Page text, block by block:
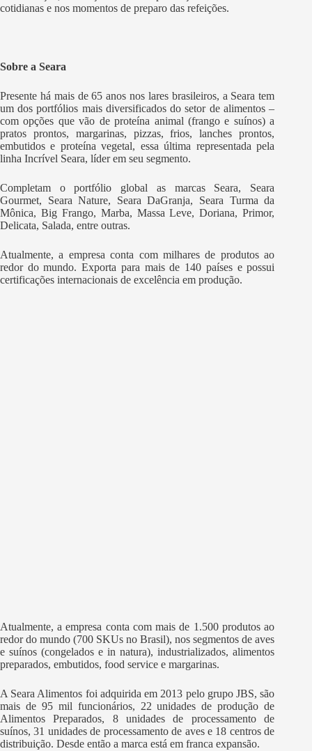
cotidianas e nos momentos de preparo das refeições.
Sobre a Seara
Presente há mais de 65 anos nos lares brasileiros, a Seara tem
um dos portfólios mais diversificados do setor de alimentos –
com opções que vão de proteína animal (frango e suínos) a
pratos prontos, margarinas, pizzas, frios, lanches prontos,
embutidos e proteína vegetal, essa última representada pela
linha Incrível Seara, líder em seu segmento.
Completam o portfólio global as marcas Seara, Seara
Gourmet, Seara Nature, Seara DaGranja, Seara Turma da
Mônica, Big Frango, Marba, Massa Leve, Doriana, Primor,
Delicata, Salada, entre outras.
Atualmente, a empresa conta com milhares de produtos ao
redor do mundo. Exporta para mais de 140 países e possui
certificações internacionais de excelência em produção.
Atualmente, a empresa conta com mais de 1.500 produtos ao
redor do mundo (700 SKUs no Brasil), nos segmentos de aves
e suínos (congelados e in natura), industrializados, alimentos
preparados, embutidos, food service e margarinas.
A Seara Alimentos foi adquirida em 2013 pelo grupo JBS, são
mais de 95 mil funcionários, 22 unidades de produção de
Alimentos Preparados, 8 unidades de processamento de
suínos, 31 unidades de processamento de aves e 18 centros de
distribuição. Desde então a marca está em franca expansão.